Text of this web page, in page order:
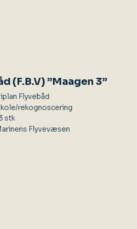
(F.B.V) ”Maagen 3”
Flyvebåd
rekognoscering
stk
Flyvevæsen